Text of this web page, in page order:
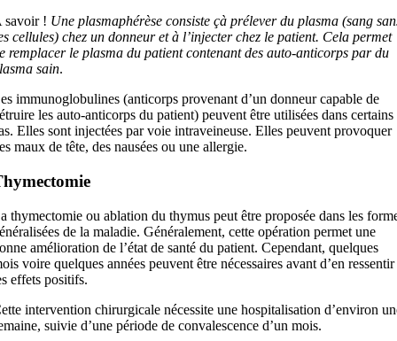
savoir ! Une plasmaphérèse consiste çà prélever du plasma (sang
cellules) chez un donneur et à l’injecter chez le patient. Cela permet
remplacer le plasma du patient contenant des auto-anticorps par du
sain.
immunoglobulines (anticorps provenant d’un donneur capable de
les auto-anticorps du patient) peuvent être utilisées dans certains
Elles sont injectées par voie intraveineuse. Elles peuvent provoquer
maux de tête, des nausées ou une allergie.
thymectomie ou ablation du thymus peut être proposée dans les
de la maladie. Généralement, cette opération permet une
amélioration de l’état de santé du patient. Cependant, quelques
voire quelques années peuvent être nécessaires avant d’en ressentir
effets positifs.
intervention chirurgicale nécessite une hospitalisation d’environ
suivie d’une période de convalescence d’un mois.